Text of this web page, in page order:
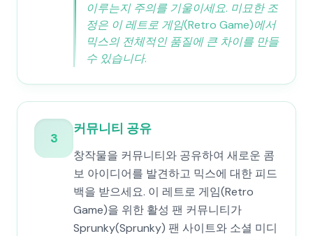
이루는지 주의를 기울이세요. 미묘한 조
정은 이 레트로 게임(Retro Game)에서
믹스의 전체적인 품질에 큰 차이를 만들
수 있습니다.
3
커뮤니티 공유
창작물을 커뮤니티와 공유하여 새로운 콤
보 아이디어를 발견하고 믹스에 대한 피드
백을 받으세요. 이 레트로 게임(Retro
Game)을 위한 활성 팬 커뮤니티가
Sprunky(Sprunky) 팬 사이트와 소셜 미디